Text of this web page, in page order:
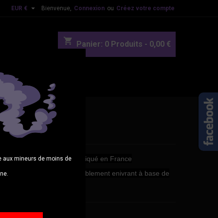
aux mineurs de moins de
Bienvenue, Connexion ou Créez votre compte
EUR € 
shopping_cart Panier: 0 Produits - 0,00 €
Berry 50+10ml
est une-liquidefabriqué en France
. Un breuvage terriblement enivrant à base de